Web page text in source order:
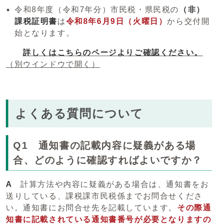
令和8年度（令和7年分）市民税・県民税の
（非）
課税証明書は令和8年6月9日（火曜日）から交付開
始となります。
詳しくはこちらのページよりご確認ください。
（別ウインドウで開く）
よくある質問について
Q1 通知書の記載内容に疑義がある場
合、どのように確認すればよいですか？
A計算方法や内容に疑義がある場合は、通知書をお
送りしている、課税課市民税係までお問合せくださ
い。通知書にお問合せ先を記載しています。 その際通
知書に記載されている通知書番号が必要となりますの